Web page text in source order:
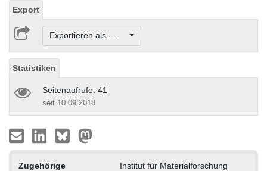
Export
Exportieren als ...
Statistiken
Seitenaufrufe: 41
seit 10.09.2018
Zugehörige
Institut für Materialforschung